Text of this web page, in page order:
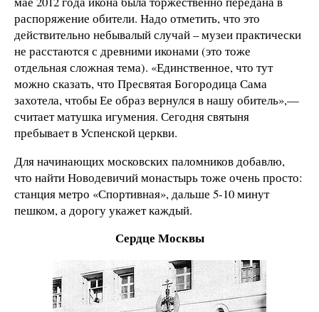
распоряжение обители. Надо отметить, что это
действительно небывалый случай – музеи практически
не расстаются с древними иконами (это тоже
отдельная сложная тема). «Единственное, что тут
можно сказать, что Пресвятая Богородица Сама
захотела, чтобы Ее образ вернулся в нашу обитель»,—
считает матушка игумения. Сегодня святыня
пребывает в Успенской церкви.
Для начинающих московских паломников добавлю,
что найти Новодевичий монастырь тоже очень просто:
станция метро «Спортивная», дальше 5-10 минут
пешком, а дорогу укажет каждый.
Сердце Москвы